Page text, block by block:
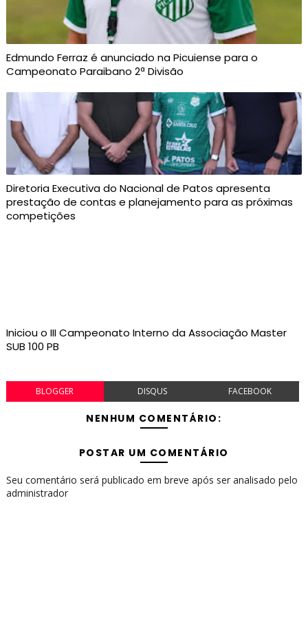
Edmundo Ferraz é anunciado na Picuiense para o
Campeonato Paraibano 2ª Divisão
Diretoria Executiva do Nacional de Patos apresenta
prestação de contas e planejamento para as próximas
competições
Iniciou o III Campeonato Interno da Associação Master
SUB 100 PB
BLOGGER DISQUS FACEBOOK
NENHUM COMENTÁRIO:
POSTAR UM COMENTÁRIO
Seu comentário será publicado em breve após ser analisado pelo
administrador